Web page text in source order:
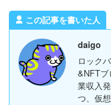
この記事を書いた人
daigo
ロック
&NFTブ
業収入
つ、仮